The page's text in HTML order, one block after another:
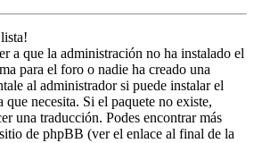
a que la administración no ha instalado el
para el foro o nadie ha creado una
al administrador si puede instalar el
que necesita. Si el paquete no existe,
una traducción. Podes encontrar más
de phpBB (ver el enlace al final de la